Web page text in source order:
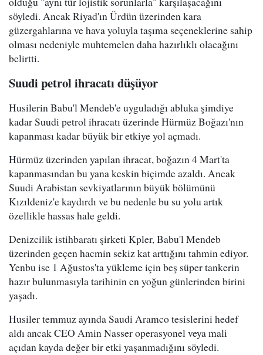
söyledi. Ancak Riyad'ın Ürdün üzerinden kara
güzergahlarına ve hava yoluyla taşıma seçeneklerine sahip
olması nedeniyle muhtemelen daha hazırlıklı olacağını
belirtti.
Suudi petrol ihracatı düşüyor
Husilerin Babu'l Mendeb'e uyguladığı abluka şimdiye
kadar Suudi petrol ihracatı üzerinde Hürmüz Boğazı'nın
kapanması kadar büyük bir etkiye yol açmadı.
Hürmüz üzerinden yapılan ihracat, boğazın 4 Mart'ta
kapanmasından bu yana keskin biçimde azaldı. Ancak
Suudi Arabistan sevkiyatlarının büyük bölümünü
Kızıldeniz'e kaydırdı ve bu nedenle bu su yolu artık
özellikle hassas hale geldi.
Denizcilik istihbaratı şirketi Kpler, Babu'l Mendeb
üzerinden geçen hacmin sekiz kat arttığını tahmin ediyor.
Yenbu ise 1 Ağustos'ta yükleme için beş süper tankerin
hazır bulunmasıyla tarihinin en yoğun günlerinden birini
yaşadı.
Husiler temmuz ayında Saudi Aramco tesislerini hedef
aldı ancak CEO Amin Nasser operasyonel veya mali
açıdan kayda değer bir etki yaşanmadığını söyledi.